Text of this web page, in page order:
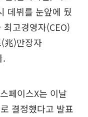
데뷔를 눈앞에 뒀
고경영자(CEO)
兆)만장자
.
페이스X는 이날
결정했다고 발표